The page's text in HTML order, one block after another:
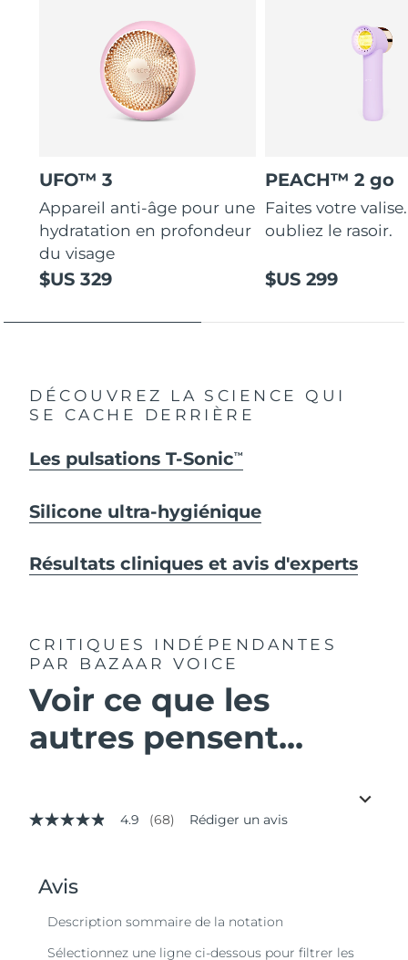
UFO™ 3
Appareil anti-âge pour une
hydratation en profondeur
du visage
$US 329
PEACH™ 2 go
Faites votre
oubliez le rasoir.
$US 299
DÉCOUVREZ LA SCIENCE QUI
SE CACHE DERRIÈRE
Les pulsations T-SonicTM
Silicone ultra-hygiénique
Résultats cliniques et avis d'experts
CRITIQUES INDÉPENDANTES
PAR BAZAAR VOICE
Voir ce que les
autres pensent...
4.9
valeur
de
note
4.9 (68) Rédiger un avis